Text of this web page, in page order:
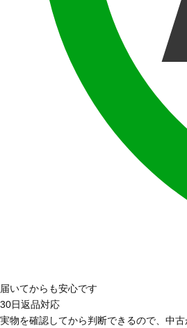
届いてからも安心です
30日返品対応
実物を確認してから判断できるので、中